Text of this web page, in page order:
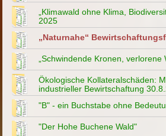
„Klimawald ohne Klima,
2025
„Naturnahe“
„Schwindende Kronen, verlorene
Ökologische Kollateralschäden:
industrieller Bewirtschaftung
"B" - ein Buchstabe ohne
"Der Hohe Buchene Wald"